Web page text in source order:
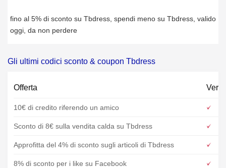
fino al 5% di sconto su Tbdress, spendi meno su Tbdress, valido
oggi, da non perdere
Gli ultimi codici sconto & coupon Tbdress
Offerta
10€ di credito riferendo un amico
Sconto di 8€ sulla vendita calda su Tbdress
Approfitta del 4% di sconto sugli articoli di Tbdress
8% di sconto per i like su Facebook